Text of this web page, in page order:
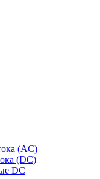
(AC)
(DC)
DC